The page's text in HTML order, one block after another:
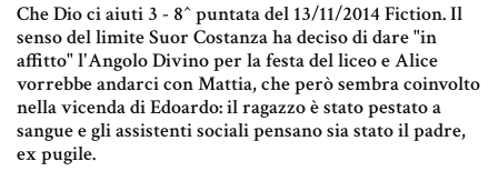
Che Dio ci aiuti 3 - 8^ puntata del 13/11/2014 Fiction. Il
senso del limite Suor Costanza ha deciso di dare "in
affitto" l'Angolo Divino per la festa del liceo e Alice
vorrebbe andarci con Mattia, che però sembra coinvolto
nella vicenda di Edoardo: il ragazzo è stato pestato a
sangue e gli assistenti sociali pensano sia stato il padre,
ex pugile.